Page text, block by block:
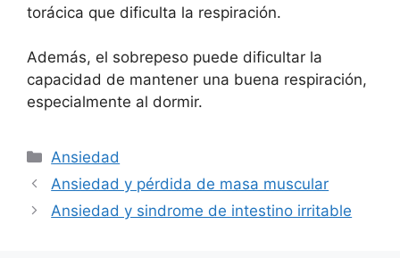
torácica que dificulta la respiración.
Además, el sobrepeso puede dificultar la
capacidad de mantener una buena respiración,
especialmente al dormir.
Categorías
Ansiedad
Ansiedad y pérdida de masa muscular
Ansiedad y sindrome de intestino irritable